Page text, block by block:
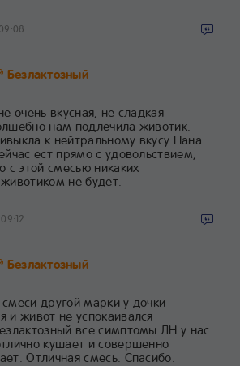
Безлактозный
очень вкусная, не сладкая
нам подлечила животик.
к нейтральному вкусу Нана
ест прямо с удовольствием,
с этой смесью никаких
не будет.
Безлактозный
другой марки у дочки
и живот не успокаивался
все симптомы ЛН у нас
кушает и совершенно
Отличная смесь. Спасибо.